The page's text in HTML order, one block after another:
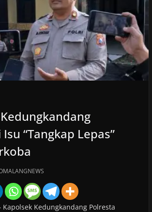
“Tangkap Lepas”
Kapolsek Kedungkandang Polresta